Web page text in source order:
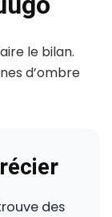
le bilan.
d’ombre
des